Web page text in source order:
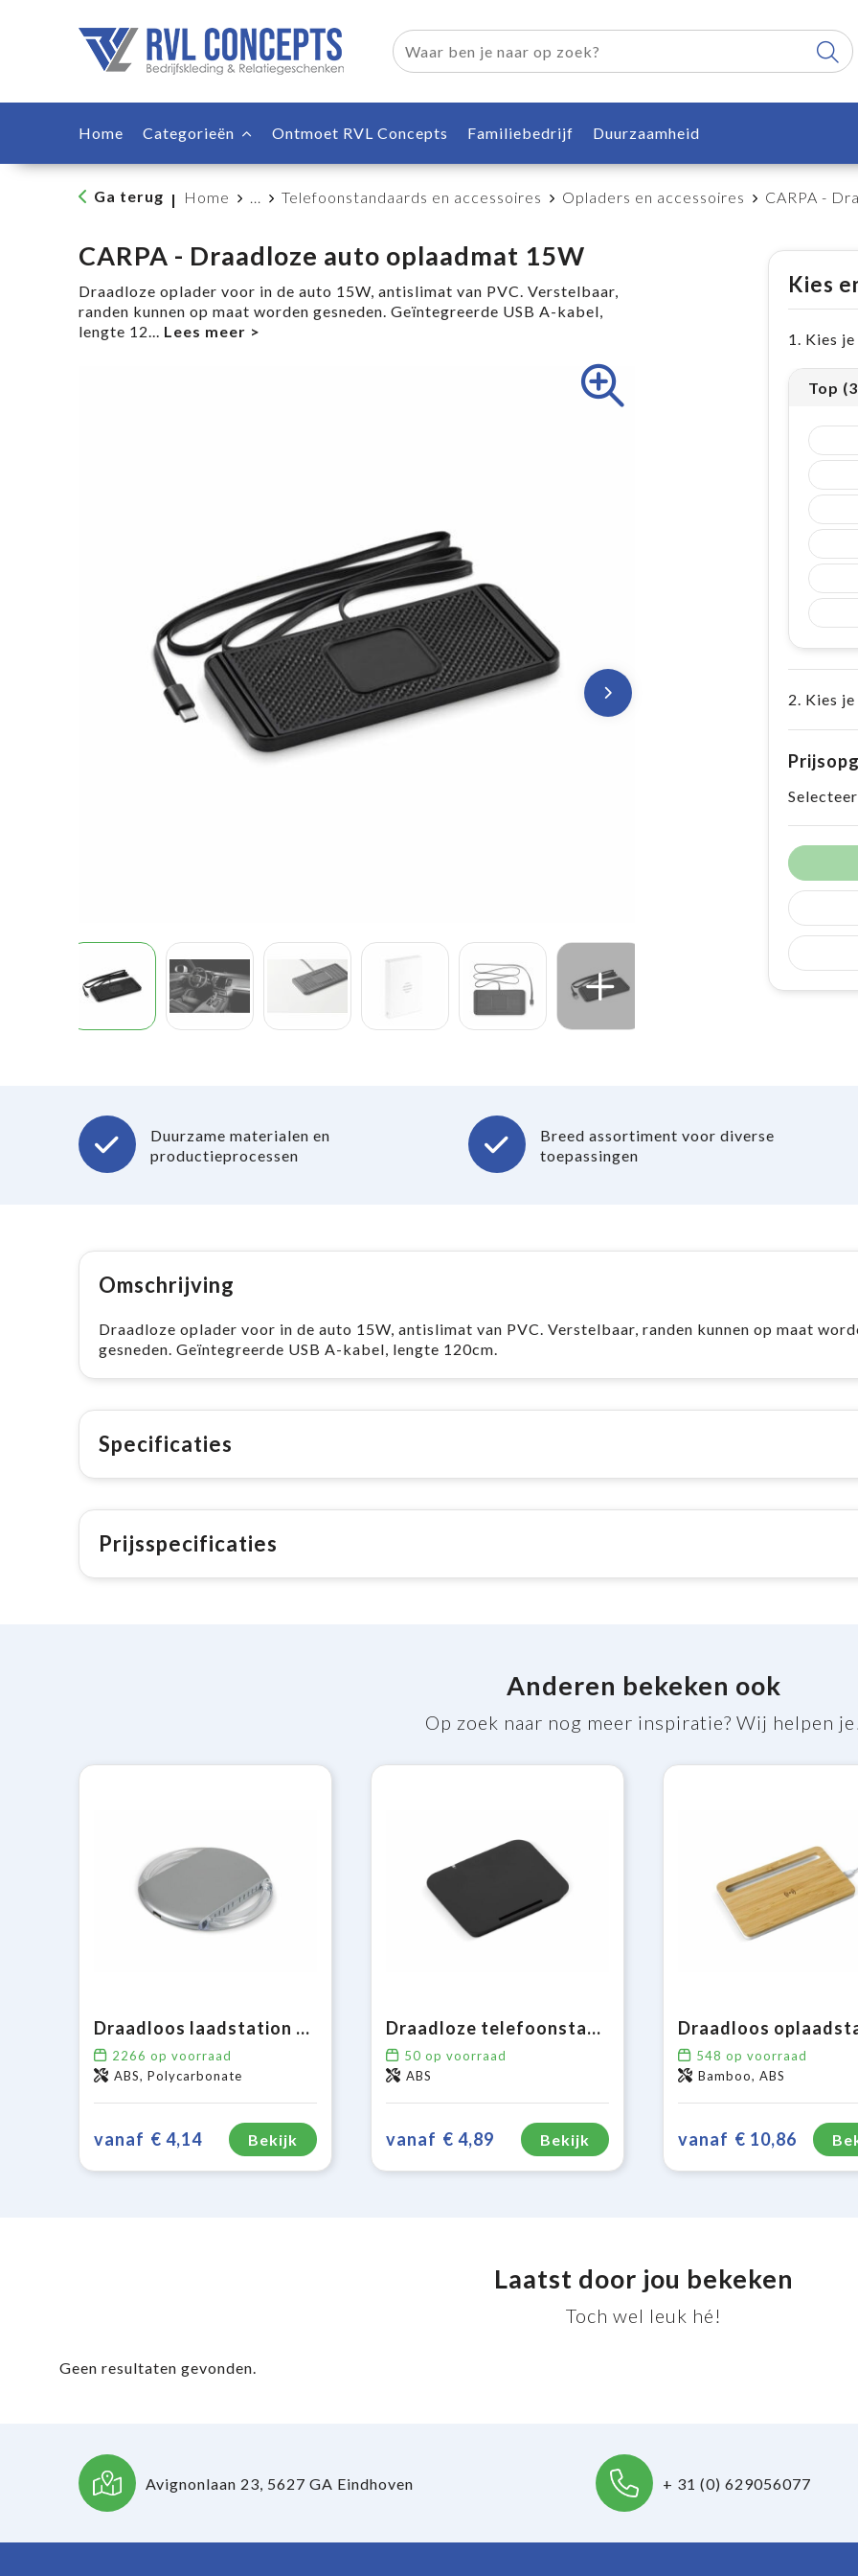
Home Categorieën Ontmoet RVL Concepts Familiebedrijf Duurzaamheid
Ga terug | Home ... Telefoonstandaards en accessoires Opladers en accessoires CARPA -
CARPA - Draadloze auto oplaadmat 15W
Draadloze oplader voor in de auto 15W, antislimat van PVC. Verstelbaar,
randen kunnen op maat worden gesneden. Geïntegreerde USB A-kabel,
lengte 12...
Kies
1. Kies
Top
2. Kies
Duurzame materialen en
productieprocessen
Breed assortiment voor diverse
toepassingen
Omschrijving
Draadloze oplader voor in de auto 15W, antislimat van PVC. Verstelbaar, randen kunnen op maat
gesneden. Geïntegreerde USB A-kabel, lengte 120cm.
Specificaties
Prijsspecificaties
Anderen bekeken ook
Op zoek naar nog meer inspiratie? Wij helpen
Draadloos laadstation 5W
2266 op voorraad
ABS, Polycarbonate
vanaf € 4,14 Bekijk
Draadloze telefoonstandaard 5W
50 op voorraad
ABS
vanaf € 4,89 Bekijk
548 op voorraad
Bamboo, ABS
vanaf € 10,86
Laatst door jou bekeken
Toch wel leuk hé!
Geen resultaten gevonden.
Avignonlaan 23, 5627 GA Eindhoven + 31 (0) 629056077